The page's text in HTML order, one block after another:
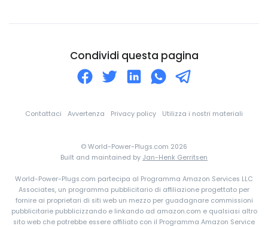
Costa Rica
Danimarca
Dominica
Condividi questa pagina
Contattaci Avvertenza Privacy policy Utilizza i nostri materiali
© World-Power-Plugs.com 2026
Built and maintained by Jan-Henk Gerritsen
World-Power-Plugs.com partecipa al Programma Amazon Services LLC
Associates, un programma pubblicitario di affiliazione progettato per
fornire ai proprietari di siti web un mezzo per guadagnare commissioni
pubblicitarie pubblicizzando e linkando ad amazon.com e qualsiasi altro
sito web che potrebbe essere affiliato con il Programma Amazon Service